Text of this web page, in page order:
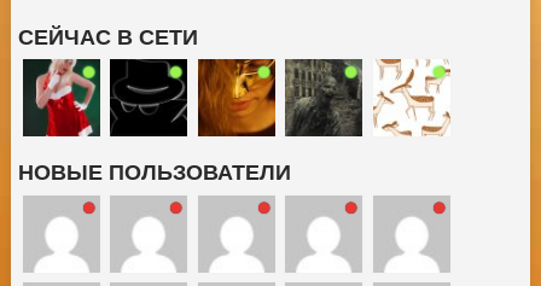
СЕЙЧАС В СЕТИ
НОВЫЕ ПОЛЬЗОВАТЕЛИ